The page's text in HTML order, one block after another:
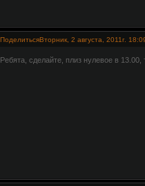
ПоделитьсяВторник, 2 августа, 2011г.
Ребята, сделайте, плиз нулевое в